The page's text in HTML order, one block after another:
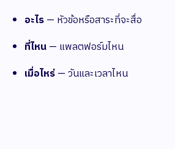
อะไร— หัวข้อหรือสาระที่จะสื่อ
ที่ไหน— แพลตฟอร์มไหน
เมื่อไหร่— วันและเวลาไหน